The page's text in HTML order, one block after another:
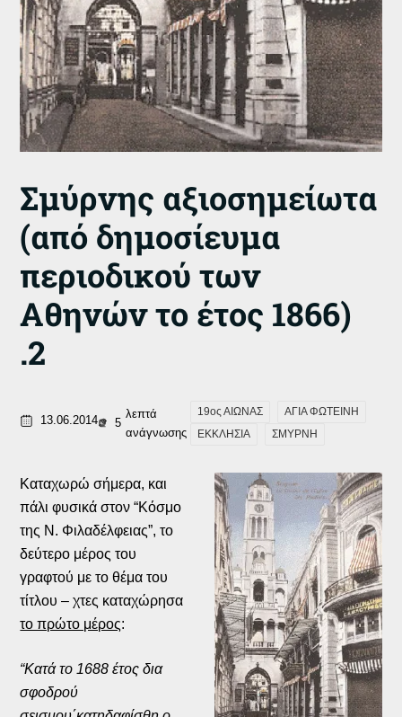
Σμύρνης αξιοσημείωτα
(από δημοσίευμα
περιοδικού των
Αθηνών το έτος 1866)
.2
13.06.2014 5
λεπτά
ανάγνωσης
19ος ΑΙΩΝΑΣ
ΑΓΙΑ ΦΩΤΕΙΝΗ
ΕΚΚΛΗΣΙΑ
ΣΜΥΡΝΗ
Καταχωρώ σήμερα, και
πάλι φυσικά στον “Κόσμο
της Ν. Φιλαδέλφειας”, το
δεύτερο μέρος του
γραφτού με το θέμα του
τίτλου – χτες καταχώρησα
το πρώτο μέρος:
“Κατά το 1688 έτος δια
σφοδρού